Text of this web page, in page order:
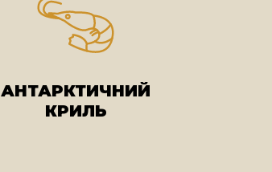
АНТАРКТИЧНИЙ
КРИЛЬ